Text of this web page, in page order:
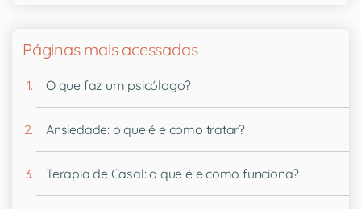
Páginas mais acessadas
O que faz um psicólogo?
Ansiedade: o que é e como tratar?
Terapia de Casal: o que é e como funciona?